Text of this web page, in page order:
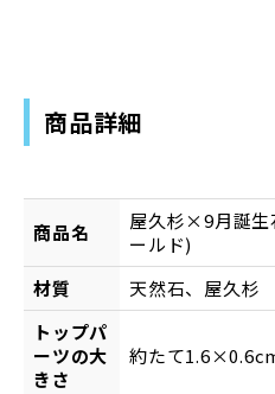
商品詳細
商品名
屋久杉×9月誕生
ールド)
材質
天然石、屋久杉
トップパ
ーツの大
きさ
約たて